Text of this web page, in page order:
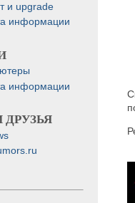
и upgrade
информации
информации